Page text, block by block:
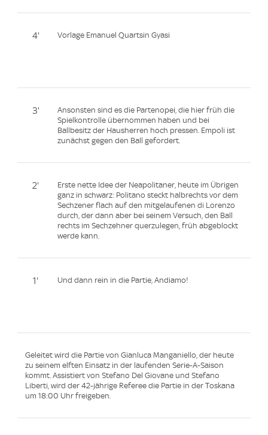
4' Vorlage Emanuel Quartsin Gyasi
3'
Ansonsten sind es die Partenopei, die hier früh die
Spielkontrolle übernommen haben und bei
Ballbesitz der Hausherren hoch pressen. Empoli ist
zunächst gegen den Ball gefordert.
2'
Erste nette Idee der Neapolitaner, heute im Übrigen
ganz in schwarz: Politano steckt halbrechts vor dem
Sechzener flach auf den mitgelaufenen di Lorenzo
durch, der dann aber bei seinem Versuch, den Ball
rechts im Sechzehner querzulegen, früh abgeblockt
werde kann.
1' Und dann rein in die Partie, Andiamo!
Geleitet wird die Partie von Gianluca Manganiello, der heute
zu seinem elften Einsatz in der laufenden Serie-A-Saison
kommt. Assistiert von Stefano Del Giovane und Stefano
Liberti, wird der 42-jährige Referee die Partie in der Toskana
um 18:00 Uhr freigeben.